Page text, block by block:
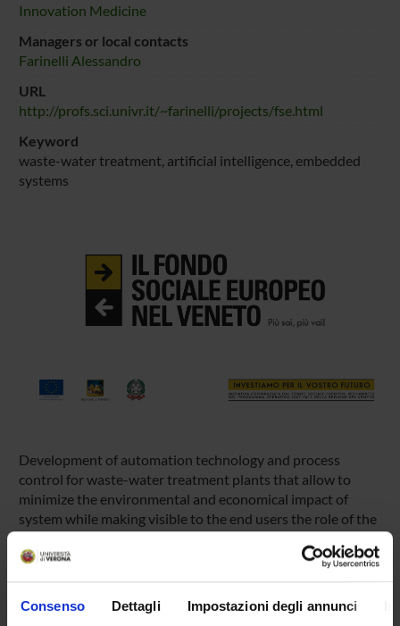
Consenso Dettagli Impostazioni degli annunci
Innovation Medicine
Managers or local contacts
Farinelli Alessandro
URL
http://profs.sci.univr.it/~farinelli/projects/fse.html
Keyword
waste-water treatment, artificial intelligence, embedded
systems
Development of automation technology and process
control for waste-water treatment plants that allow to
minimize the environmental and economical impact of
system while making visible to the end users the role of the
plant. In particular, the scientific / technological objectives
of this project are: i) development of a system for the
environmental sustainability of treatment plants ( through